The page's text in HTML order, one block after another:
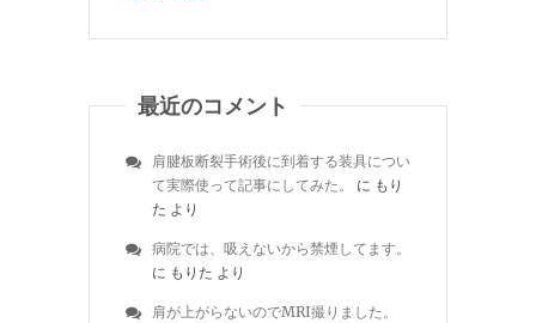
最近のコメント
肩腱板断裂手術後に到着する装具につい
て実際使って記事にしてみた。
に もり
た より
病院では、吸えないから禁煙してます。
に もりた より
肩が上がらないのでMRI撮りました。